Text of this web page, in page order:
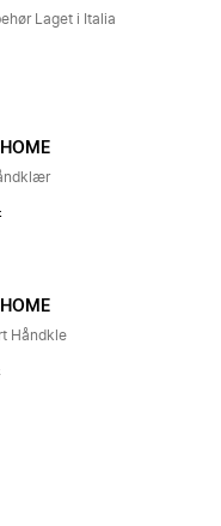
Laget i Italia
Håndkle